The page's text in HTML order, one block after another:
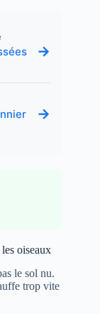
→
→
oiseaux
le sol nu.
trop vite